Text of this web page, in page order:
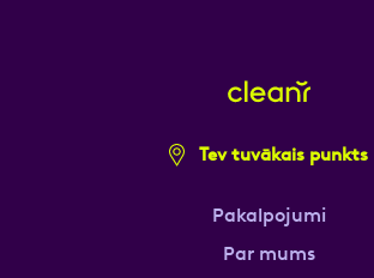
Tev tuvākais punkts
Pakalpojumi
Par mums